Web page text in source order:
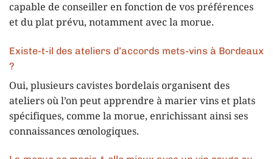
capable de conseiller en fonction de vos préférences
et du plat prévu, notamment avec la morue.
Existe-t-il des ateliers d’accords mets-vins à Bordeaux
?
Oui, plusieurs cavistes bordelais organisent des
ateliers où l’on peut apprendre à marier vins et plats
spécifiques, comme la morue, enrichissant ainsi ses
connaissances œnologiques.